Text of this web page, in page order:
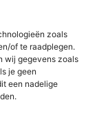
zoals
of te raadplegen.
wij gegevens zoals
je geen
een nadelige